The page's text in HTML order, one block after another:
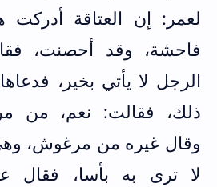
لعمر: إن العتاقة
فاحشة، وقد أحصنت،
الرجل لا يأتي بخير،
ذلك، فقالت: نعم، من
وقال غيره من مرغوش،
لا ترى به بأسا، فقال